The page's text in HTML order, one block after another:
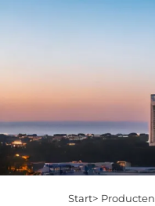
Start> Producten